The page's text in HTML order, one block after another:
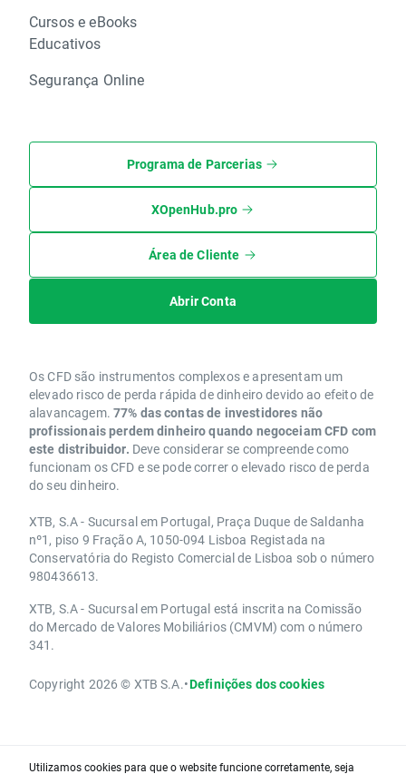
Cursos e eBooks
Educativos
Segurança Online
Programa de Parcerias
XOpenHub.pro
Área de Cliente
Abrir Conta
Os CFD são instrumentos complexos e apresentam um
elevado risco de perda rápida de dinheiro devido ao efeito de
alavancagem. 77% das contas de investidores não
profissionais perdem dinheiro quando negoceiam CFD com
este distribuidor. Deve considerar se compreende como
funcionam os CFD e se pode correr o elevado risco de perda
do seu dinheiro.
XTB, S.A - Sucursal em Portugal, Praça Duque de Saldanha
nº1, piso 9 Fração A, 1050-094 Lisboa Registada na
Conservatória do Registo Comercial de Lisboa sob o número
980436613.
XTB, S.A - Sucursal em Portugal está inscrita na Comissão
do Mercado de Valores Mobiliários (CMVM) com o número
341.
Copyright 2026 © XTB S.A.•Definições dos cookies
Utilizamos cookies para que o website funcione corretamente, seja